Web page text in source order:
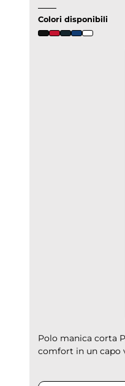
Colori disponibili
Polo manica corta
comfort in un capo